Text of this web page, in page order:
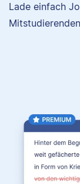
Lade einfach